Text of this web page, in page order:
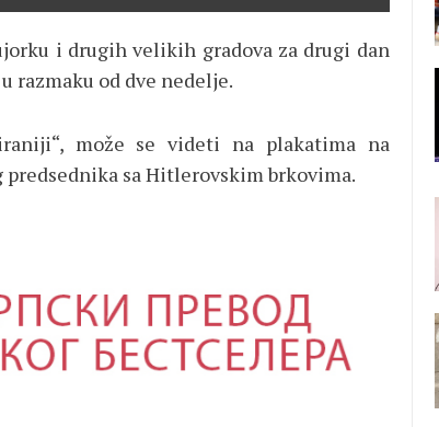
i drugih velikih gradova za drugi dan
razmaku od dve nedelje.
može se videti na plakatima na
sa Hitlerovskim brkovima.